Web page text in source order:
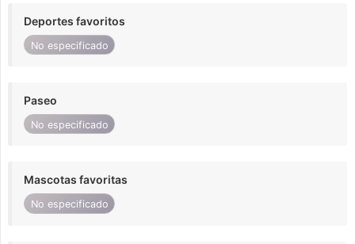
Deportes favoritos
No especificado
Paseo
No especificado
Mascotas favoritas
No especificado